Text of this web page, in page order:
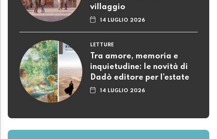
villaggio
14 LUGLIO 2026
LETTURE
Tra amore, memoria e
inquietudine: le novità di
Dadò editore per l’estate
14 LUGLIO 2026